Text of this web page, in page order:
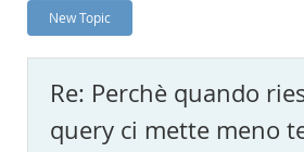
News and Events
MySQL.com
Downloads
New Topic
Re: Perchè quando
query ci mette meno